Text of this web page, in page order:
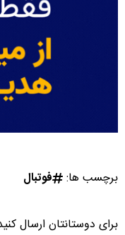
برچسب ها: فوتبال
برای دوستانتان ارسال